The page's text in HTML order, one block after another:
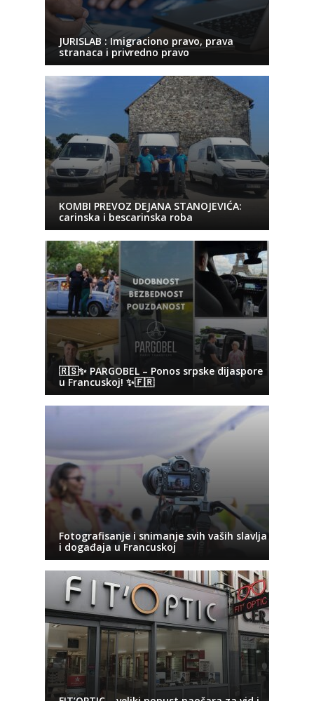
JURISLAB : Imigraciono pravo, prava
stranaca i privredno pravo
KOMBI PREVOZ DEJANA STANOJEVIĆA:
carinska i bescarinska roba
🇷🇸✨ PARGOBEL – Ponos srpske dijaspore
u Francuskoj! ✨🇫🇷
Fotografisanje i snimanje svih vaših slavlja
i događaja u Francuskoj